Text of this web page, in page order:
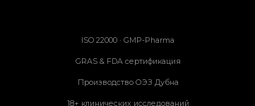
ISO 22000 · GMP-Pharma
GRAS & FDA сертификация
Производство ОЭЗ Дубна
18+ клинических исследований